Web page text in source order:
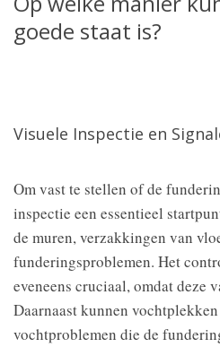
goede staat is?
Visuele Inspectie en
Om vast te stellen of de
inspectie een essentieel
de muren, verzakkingen van
funderingsproblemen. Het
eveneens cruciaal, omdat deze
Daarnaast kunnen
vochtproblemen die de